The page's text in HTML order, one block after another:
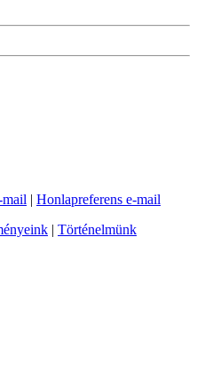
| Honlapreferens e-mail
| Történelmünk